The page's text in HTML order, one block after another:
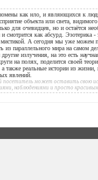
как нло, и являющихся к
объекта или света,
для очевидцев, но и остаётся
смотрится как абсурд.
А сегодня мы уже
из параллельного мира на самом
излучения, на это есть
на полях, поделится своей
реальные истории из
явлений.
посетитель может оставить
наблюдениями и просто